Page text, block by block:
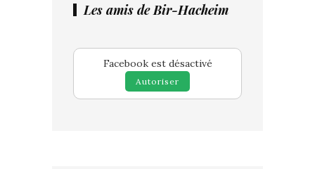
Les amis de Bir-Hacheim
Facebook est désactivé
Autoriser